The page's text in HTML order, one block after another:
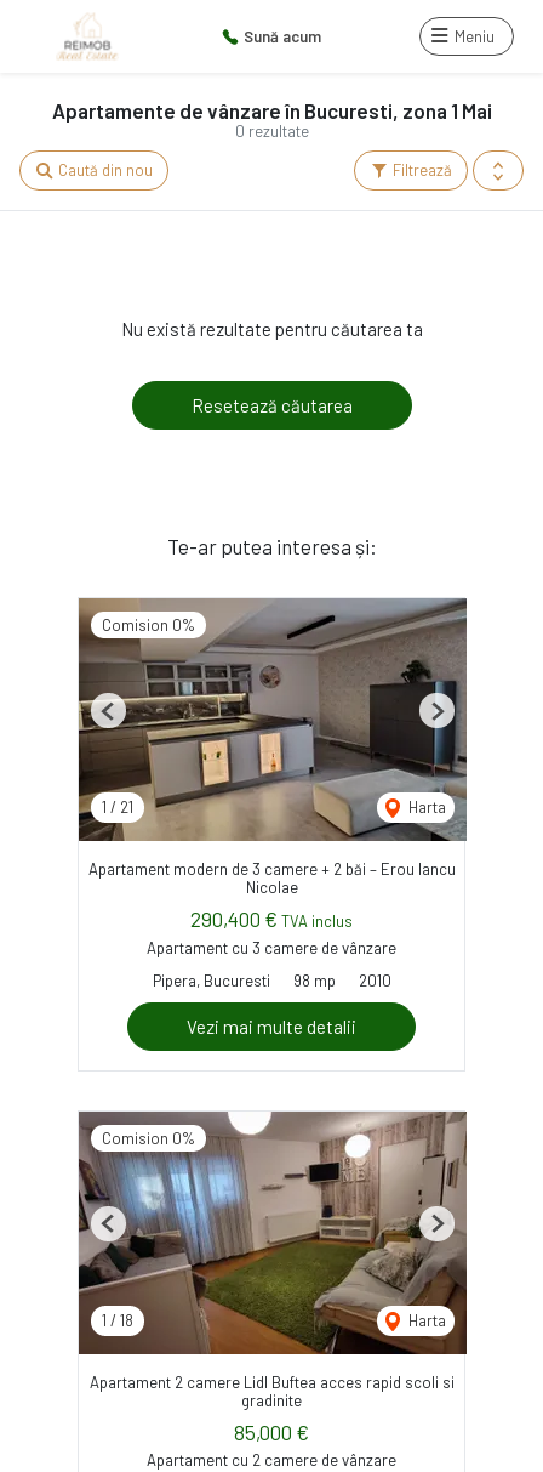
Sună acum Meniu
0 rezultate
Apartamente de vânzare în Bucuresti, zona 1 Mai
Filtrează
Caută din nou
Nu există rezultate pentru căutarea ta
Resetează căutarea
Te-ar putea interesa și:
Comision 0%
1 / 21 Harta
Previous Next
Apartament modern de 3 camere + 2 băi – Erou Iancu
Nicolae
290,400 € TVA inclus
Apartament cu 3 camere de vânzare
Pipera, Bucuresti
98 mp 2010
Vezi mai multe detalii
Comision 0%
1 / 18 Harta
Previous Next
Apartament 2 camere Lidl Buftea acces rapid scoli si
gradinite
85,000 €
Apartament cu 2 camere de vânzare